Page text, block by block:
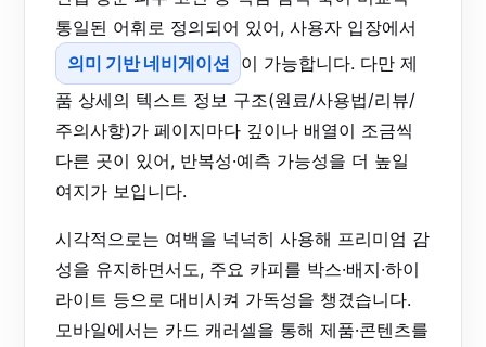
통일된 어휘로 정의되어 있어, 사용자 입장에서
의미 기반 네비게이션 이 가능합니다. 다만 제
품 상세의 텍스트 정보 구조(원료/사용법/리뷰/
주의사항)가 페이지마다 깊이나 배열이 조금씩
다른 곳이 있어, 반복성·예측 가능성을 더 높일
여지가 보입니다.
시각적으로는 여백을 넉넉히 사용해 프리미엄 감
성을 유지하면서도, 주요 카피를 박스·배지·하이
라이트 등으로 대비시켜 가독성을 챙겼습니다.
모바일에서는 카드 캐러셀을 통해 제품·콘텐츠를